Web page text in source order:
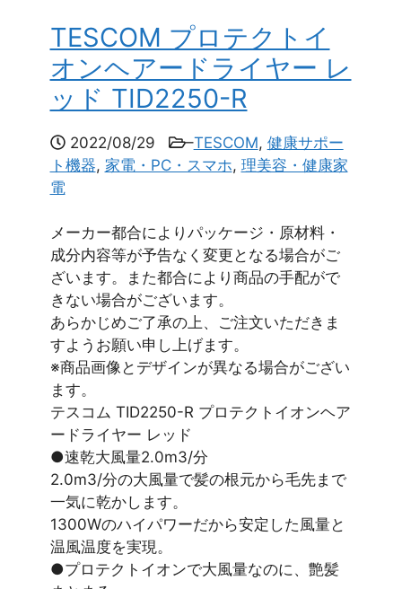
TESCOM プロテクトイ
オンヘアードライヤー レ
ッド TID2250-R
2022/08/29 –TESCOM, 健康サポー
ト機器, 家電・PC・スマホ, 理美容・健康家
電
メーカー都合によりパッケージ・原材料・
成分内容等が予告なく変更となる場合がご
ざいます。また都合により商品の手配がで
きない場合がございます。
あらかじめご了承の上、ご注文いただきま
すようお願い申し上げます。
※商品画像とデザインが異なる場合がござい
ます。
テスコム TID2250-R プロテクトイオンヘア
ードライヤー レッド
●速乾大風量2.0m3/分
2.0m3/分の大風量で髪の根元から毛先まで
一気に乾かします。
1300Wのハイパワーだから安定した風量と
温風温度を実現。
●プロテクトイオンで大風量なのに、艶髪